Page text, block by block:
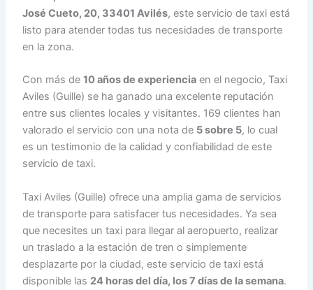
José Cueto, 20, 33401 Avilés, este servicio de taxi está
listo para atender todas tus necesidades de transporte
en la zona.
Con más de10 años de experiencia en el negocio, Taxi
Aviles (Guille) se ha ganado una excelente reputación
entre sus clientes locales y visitantes. 169 clientes han
valorado el servicio con una nota de 5 sobre 5, lo cual
es un testimonio de la calidad y confiabilidad de este
servicio de taxi.
Taxi Aviles (Guille) ofrece una amplia gama de servicios
de transporte para satisfacer tus necesidades. Ya sea
que necesites un taxi para llegar al aeropuerto, realizar
un traslado a la estación de tren o simplemente
desplazarte por la ciudad, este servicio de taxi está
disponible las 24 horas del día, los 7 días de la semana.